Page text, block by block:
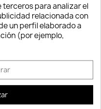
favorite_border
para analizar el
relacionada con
un perfil elaborado a
(por ejemplo,
Consentimiento de cookies